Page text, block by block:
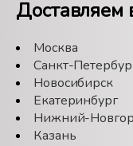
Доставляем
Москва
Санкт-
Новосибирск
Екатеринбург
Нижний-
Казань